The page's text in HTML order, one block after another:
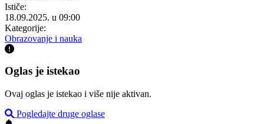
Ističe:
18.09.2025. u 09:00
Kategorije:
Obrazovanje i nauka
Oglas je istekao
Ovaj oglas je istekao i više nije aktivan.
Pogledajte druge oglase